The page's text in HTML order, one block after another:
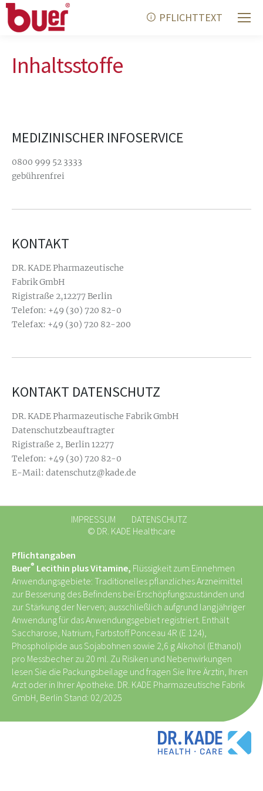
PFLICHTTEXT
Inhaltsstoffe
MEDIZINISCHER INFOSERVICE
0800 999 52 3333
gebührenfrei
KONTAKT
DR. KADE Pharmazeutische
Fabrik GmbH
Rigistraße 2,12277 Berlin
Telefon: +49 (30) 720 82-0
Telefax: +49 (30) 720 82-200
KONTAKT DATENSCHUTZ
DR. KADE Pharmazeutische Fabrik GmbH
Datenschutzbeauftragter
Rigistraße 2, Berlin 12277
Telefon: +49 (30) 720 82-0
E-Mail: datenschutz@kade.de
IMPRESSUM
DATENSCHUTZ
© DR. KADE Healthcare
Pflichtangaben
Buer® Lecithin plus Vitamine, Flüssigkeit zum Einnehmen
Anwendungsgebiete: Traditionelles pflanzliches Arzneimittel
zur Besserung des Befindens bei Erschöpfungszuständen und
zur Stärkung der Nerven; ausschließlich aufgrund langjähriger
Anwendung für das Anwendungsgebiet registriert. Enthält
Saccharose, Natrium, Farbstoff Ponceau 4R (E 124),
Phospholipide aus Sojabohnen sowie 2,6 g Alkohol (Ethanol)
pro Messbecher zu 20 ml. Zu Risiken und Nebenwirkungen
lesen Sie die Packungsbeilage und fragen Sie Ihre Ärztin, Ihren
Arzt oder in Ihrer Apotheke. DR. KADE Pharmazeutische Fabrik
GmbH, Berlin Stand: 02/2025